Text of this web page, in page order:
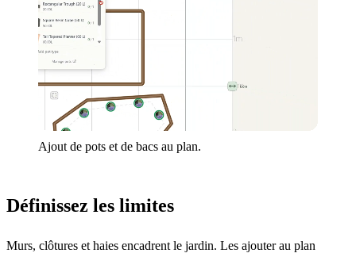
Ajout de pots et de bacs au plan.
Définissez les limites
Murs, clôtures et haies encadrent le jardin. Les ajouter au plan